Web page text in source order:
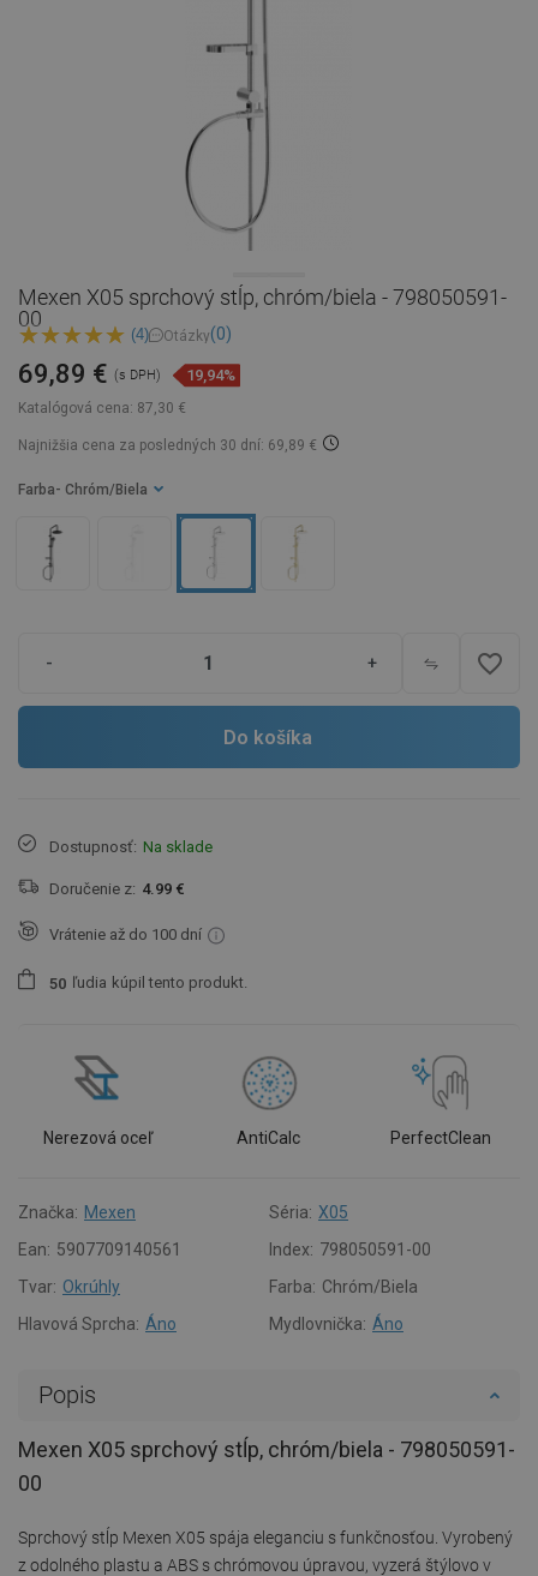
Mexen X05 sprchový stĺp, chróm/biela - 798050591-
00
(4) Otázky(0)
Katalógová cena: 87,30 €
69,89 € (s DPH) 19,94%
Najnižšia cena za posledných 30 dní: 69,89 €
Farba - Chróm/Biela
- + favorite_border
Do košíka
Dostupnosť: Na sklade
Doručenie z: 4.99 €
Vrátenie až do 100 dní
50 ľudia kúpil tento produkt.
Nerezová oceľ AntiCalc PerfectClean
Značka: Mexen Séria: X05
Ean: 5907709140561 Index: 798050591-00
Tvar: Okrúhly Farba: Chróm/Biela
Hlavová Sprcha: Áno Mydlovnička: Áno
Popis
Mexen X05 sprchový stĺp, chróm/biela - 798050591-
00
Sprchový stĺp Mexen X05 spája eleganciu s funkčnosťou. Vyrobený
z odolného plastu a ABS s chrómovou úpravou, vyzerá štýlovo v